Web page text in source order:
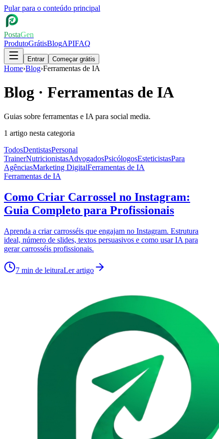
Pular para o conteúdo principal
PostaGen
ProdutoGrátisBlogAPIFAQ
Entrar Começar grátis
Home›Blog›Ferramentas de IA
Blog · Ferramentas de IA
Guias sobre ferramentas e IA para social media.
1 artigo nesta categoria
TodosDentistasPersonal
TrainerNutricionistasAdvogadosPsicólogosEsteticistasPara
AgênciasMarketing DigitalFerramentas de IA
Ferramentas de IA
Como Criar Carrossel no Instagram:
Guia Completo para Profissionais
Aprenda a criar carrosséis que engajam no Instagram. Estrutura
ideal, número de slides, textos persuasivos e como usar IA para
gerar carrosséis profissionais.
7 min de leituraLer artigo